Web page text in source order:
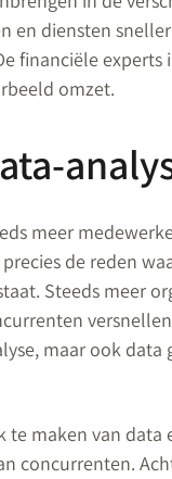
en diensten
financiële experts
omzet.
meer
de reden
Steeds meer
maar ook data
te maken van data
concurrenten.